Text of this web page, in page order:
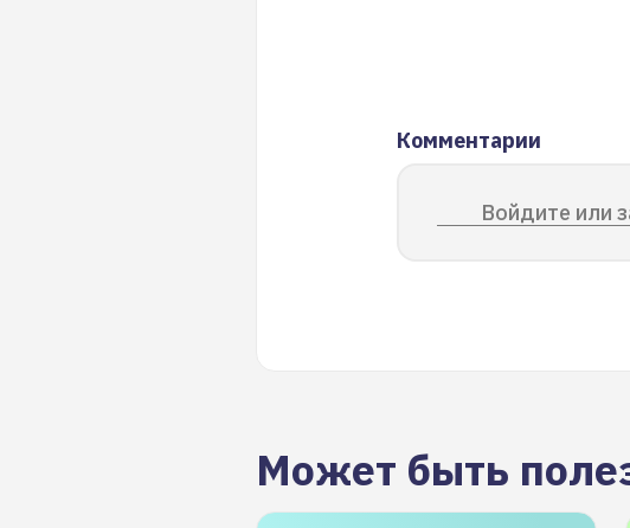
Комментарии
Войдите или
Может быть